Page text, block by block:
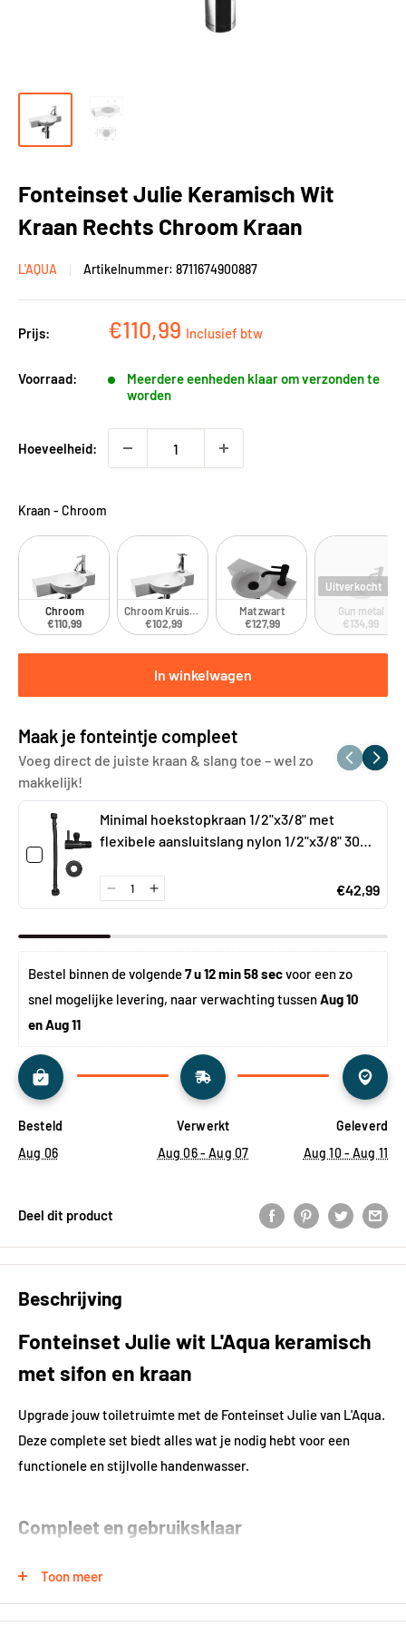
Fonteinset Julie Keramisch Wit
Kraan Rechts Chroom Kraan
L'AQUA Artikelnummer: 8711674900887
Prijs: Kortingsprijs
€110,99 Inclusief btw
Voorraad:
Meerdere eenheden klaar om verzonden te
worden
Hoeveelheid:
Kraan - Chroom
Chroom
€110,99
Chroom Kruiskop
€102,99
Mat zwart
€127,99
Uitverkocht
Gun metal
€134,99
In winkelwagen
Maak je fonteintje compleet
Voeg direct de juiste kraan & slang toe – wel zo
makkelijk!
Minimal hoekstopkraan 1/2"x3/8" met
flexibele aansluitslang nylon 1/2"x3/8" 30
€42,99
Bestel binnen de volgende 7 u 12 min 58 sec voor een zo
snel mogelijke levering, naar verwachting tussen Aug 10
en Aug 11
Besteld
Aug 06
Verwerkt
Aug 06 - Aug 07
Geleverd
Aug 10 - Aug 11
Deel dit product
Beschrijving
Fonteinset Julie wit L'Aqua keramisch
met sifon en kraan
Upgrade jouw toiletruimte met de Fonteinset Julie van L'Aqua.
Deze complete set biedt alles wat je nodig hebt voor een
functionele en stijlvolle handenwasser.
Compleet en gebruiksklaar
De Fonteinset Julie bestaat uit een keramische waskom, sifon,
voor een probleemloze installatie. De waskom is voorzien van
Toon meer